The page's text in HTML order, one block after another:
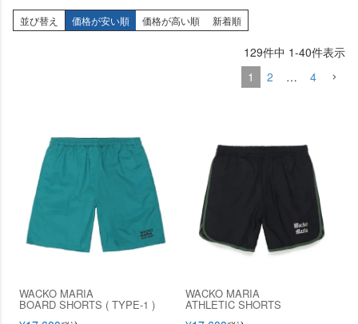
並び替え 価格が安い順 価格が高い順 新着順
129件中 1-40件表示
1
2 … 4
WACKO MARIA
BOARD SHORTS ( TYPE-1 )
WACKO MARIA
ATHLETIC SHORTS